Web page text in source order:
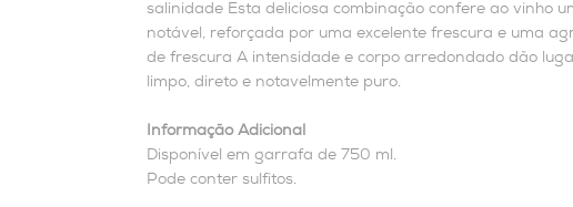
salinidade Esta deliciosa combinação confere ao vinho
notável, reforçada por uma excelente frescura e uma
de frescura A intensidade e corpo arredondado dão
limpo, direto e notavelmente puro.
Informação Adicional
Disponível em garrafa de 750 ml.
Pode conter sulfitos.